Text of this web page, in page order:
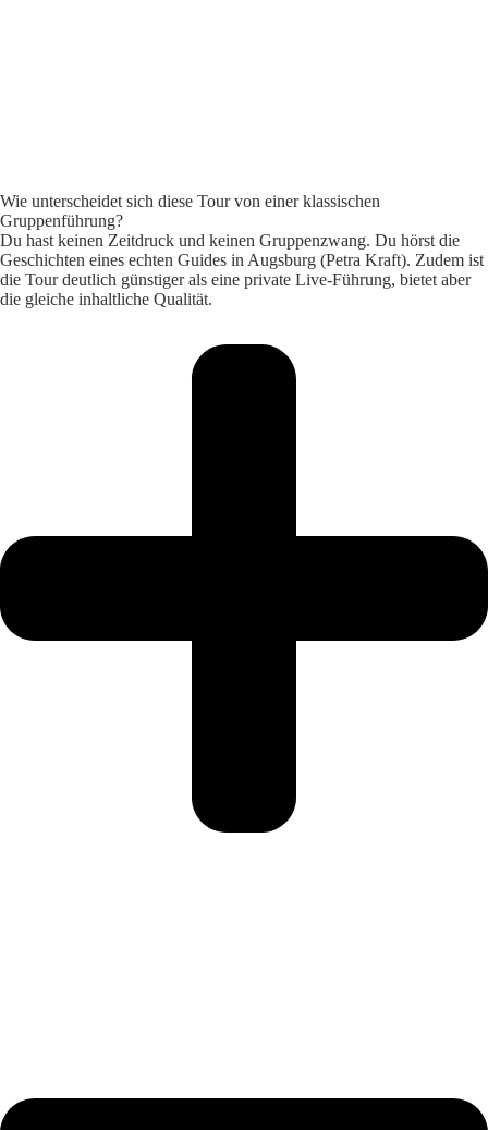
Wie unterscheidet sich diese Tour von einer klassischen
Gruppenführung?
Du hast keinen Zeitdruck und keinen Gruppenzwang. Du hörst die
Geschichten eines echten Guides in Augsburg (Petra Kraft). Zudem ist
die Tour deutlich günstiger als eine private Live-Führung, bietet aber
die gleiche inhaltliche Qualität.